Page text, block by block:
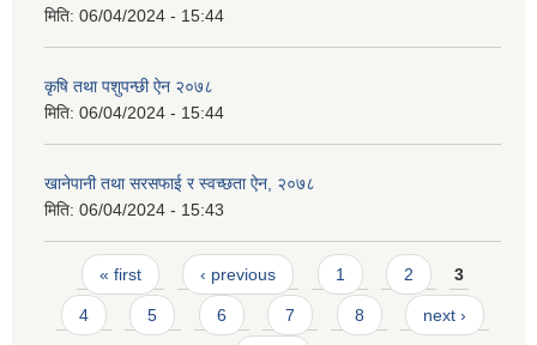
मिति: 06/04/2024 - 15:44
कृषि तथा पशुपन्छी ऐन २०७८
मिति: 06/04/2024 - 15:44
खानेपानी तथा सरसफाई र स्वच्छता ऐन, २०७८
मिति: 06/04/2024 - 15:43
Pages
« first ‹ previous 1 2 3
4 5 6 7 8 next ›